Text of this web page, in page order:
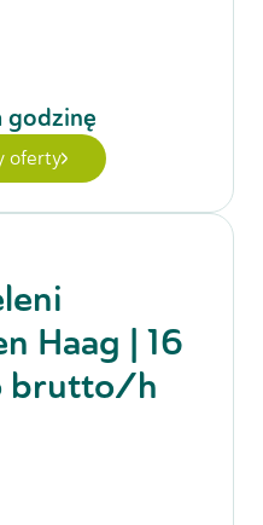
godzinę
oferty
Haag | 16
brutto/h